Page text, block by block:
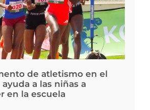
de atletismo en el
a las niñas a
en la escuela